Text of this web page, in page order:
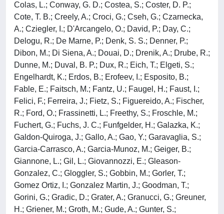
Colas, L.; Conway, G. D.; Costea, S.; Coster, D. P.;
Cote, T. B.; Creely, A.; Croci, G.; Cseh, G.; Czarnecka,
A.; Cziegler, I.; D'Arcangelo, O.; David, P.; Day, C.;
Delogu, R.; De Marne, P.; Denk, S. S.; Denner, P.;
Dibon, M.; Di Siena, A.; Douai, D.; Drenik, A.; Drube, R.;
Dunne, M.; Duval, B. P.; Dux, R.; Eich, T.; Elgeti, S.;
Engelhardt, K.; Erdos, B.; Erofeev, I.; Esposito, B.;
Fable, E.; Faitsch, M.; Fantz, U.; Faugel, H.; Faust, I.;
Felici, F.; Ferreira, J.; Fietz, S.; Figuereido, A.; Fischer,
R.; Ford, O.; Frassinetti, L.; Freethy, S.; Froschle, M.;
Fuchert, G.; Fuchs, J. C.; Funfgelder, H.; Galazka, K.;
Galdon-Quiroga, J.; Gallo, A.; Gao, Y.; Garavaglia, S.;
Garcia-Carrasco, A.; Garcia-Munoz, M.; Geiger, B.;
Giannone, L.; Gil, L.; Giovannozzi, E.; Gleason-
Gonzalez, C.; Gloggler, S.; Gobbin, M.; Gorler, T.;
Gomez Ortiz, I.; Gonzalez Martin, J.; Goodman, T.;
Gorini, G.; Gradic, D.; Grater, A.; Granucci, G.; Greuner,
H.; Griener, M.; Groth, M.; Gude, A.; Gunter, S.;